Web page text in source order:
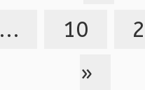
... 10
»